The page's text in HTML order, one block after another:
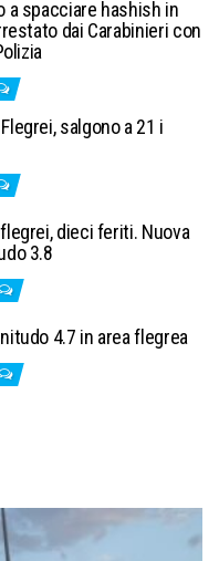
a spacciare hashish in
dai Carabinieri con
salgono a 21 i
dieci feriti. Nuova
3.8
4.7 in area flegrea